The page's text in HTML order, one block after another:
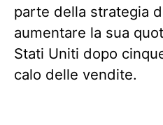
parte della strategia
aumentare la sua
Stati Uniti dopo
calo delle vendite.